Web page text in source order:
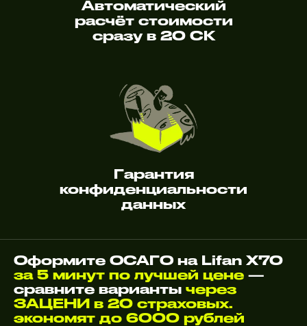
Автоматический
расчёт стоимости
сразу в 20 СК
Гарантия
конфиденциальности
данных
Оформите ОСАГО на Lifan X70
за 5 минут по лучшей цене —
сравните варианты через
ЗАЦЕНИ в 20 страховых.
экономят до 6000 рублей